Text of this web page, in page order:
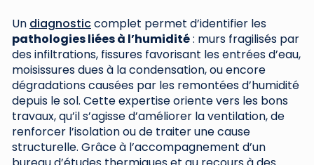
Un diagnosticcomplet permet d’identifier les
pathologies liées à l’humidité: murs fragilisés par
des infiltrations, fissures favorisant les entrées d’eau,
moisissures dues à la condensation, ou encore
dégradations causées par les remontées d’humidité
depuis le sol. Cette expertise oriente vers les bons
travaux, qu’il s’agisse d’améliorer la ventilation, de
renforcer l’isolation ou de traiter une cause
structurelle. Grâce à l’accompagnement d’un